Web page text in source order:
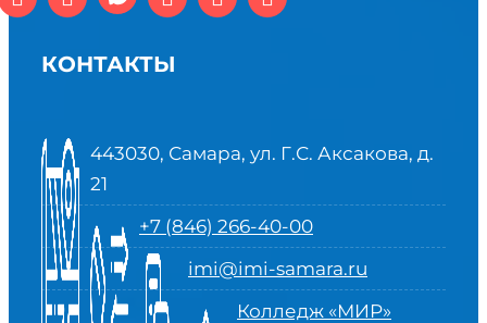
КОНТАКТЫ
443030, Самара, ул. Г.С. Аксакова, д.
21
+7 (846) 266-40-00
imi@imi-samara.ru
Колледж «МИР»